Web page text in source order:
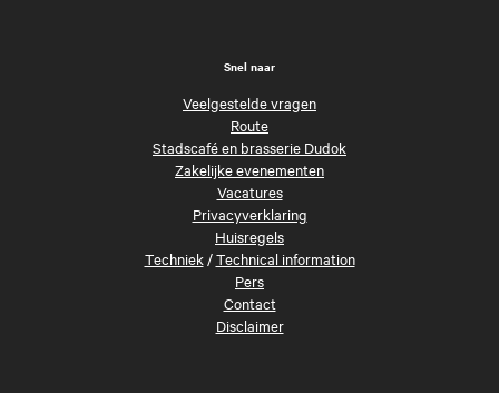
Snel naar
Veelgestelde vragen
Route
Stadscafé en brasserie Dudok
Zakelijke evenementen
Vacatures
Privacyverklaring
Huisregels
Techniek/Technical information
Pers
Contact
Disclaimer